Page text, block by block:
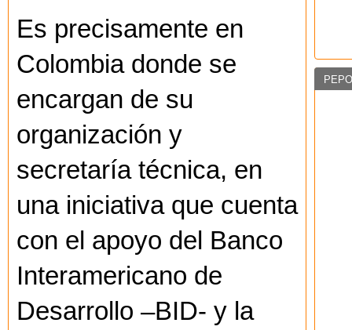
Es precisamente en
Colombia donde se
encargan de su
organización y
secretaría técnica, en
una iniciativa que cuenta
con el apoyo del Banco
Interamericano de
Desarrollo –BID- y la